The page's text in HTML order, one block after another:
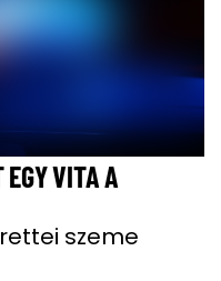
EGY VITA A
szeme